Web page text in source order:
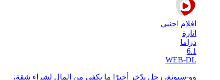
افلام اجنبي
اثارة
دراما
6.1
WEB-DL
وو-سيونغ، رجل يدّخر أخيرًا ما يكفي من المال لشراء شقة،